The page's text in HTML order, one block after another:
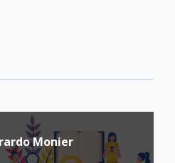
Buenas prácticas – La Salle Gerardo Monier